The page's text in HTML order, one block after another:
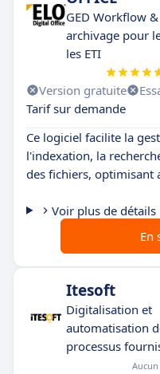
GED Workflow &
archivage pour
les ETI
Version gratuite
Tarif sur demande
Ce logiciel facilite la
l'indexation, la
des fichiers, optimisant
Voir plus de détails
En
Itesoft
Digitalisation et
automatisation
processus